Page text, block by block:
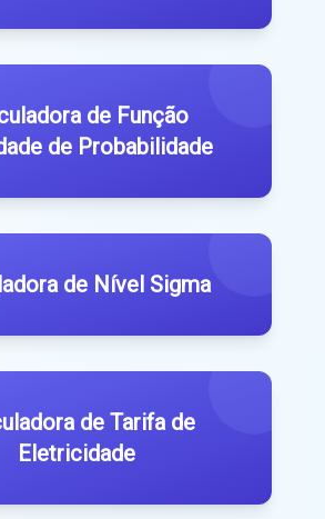
de Função
de Probabilidade
de Nível Sigma
de Tarifa de
Eletricidade